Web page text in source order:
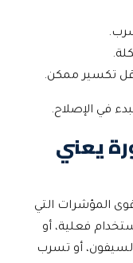
تكسير ممكن.
في الإصلاح.
يعني
المؤشرات التي
فعلية، أو
أو تسرب